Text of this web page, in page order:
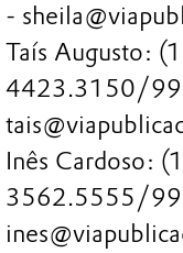
-
Taís Augusto:
4423.3150/
Inês Cardoso:
3562.5555/